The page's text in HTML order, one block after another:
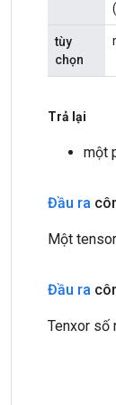
tùy
chọn
Trả lại
một
Đầu ra
Một
Đầu ra
Tenxor số